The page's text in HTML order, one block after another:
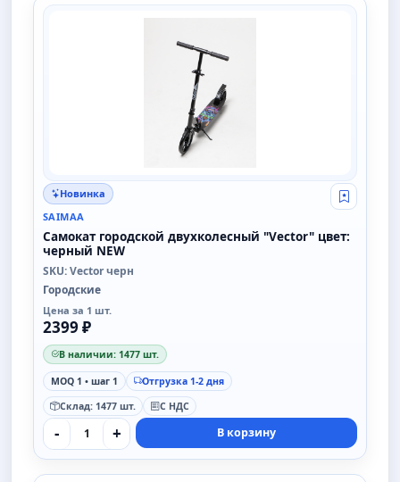
SAIMAA
Новинка
Свой
SAIMAA
Самокат городской двухколесный "Vector" цвет:
черный NEW
SKU: Vector черн
Городские
Цена за 1 шт.
2399 ₽
В наличии: 1477 шт.
MOQ 1 • шаг 1
Отгрузка 1-2 дня
Склад: 1477 шт.
С НДС
- + В корзину